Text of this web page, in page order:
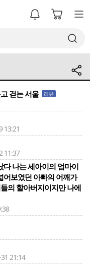
걷는 서울 리뷰
13:21
11:37
다 나는 세아이의 엄마이
어보였던 아빠의 어깨가
의 할아버지이지만 나에
21:14